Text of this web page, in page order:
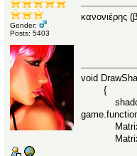
Gender:
Posts: 5403
κανονιέρης
void
{
shadow =
Matrix[]
Matrix[]